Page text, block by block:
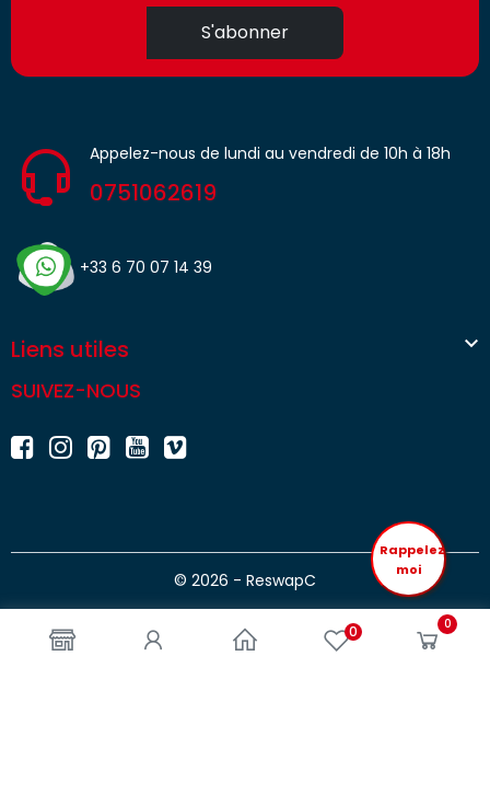
0 0
S'abonner
Appelez-nous de lundi au vendredi de 10h à 18h
0751062619
+33 6 70 07 14 39
Liens utiles 
SUIVEZ-NOUS
© 2026 - ReswapC
Rappelez
moi